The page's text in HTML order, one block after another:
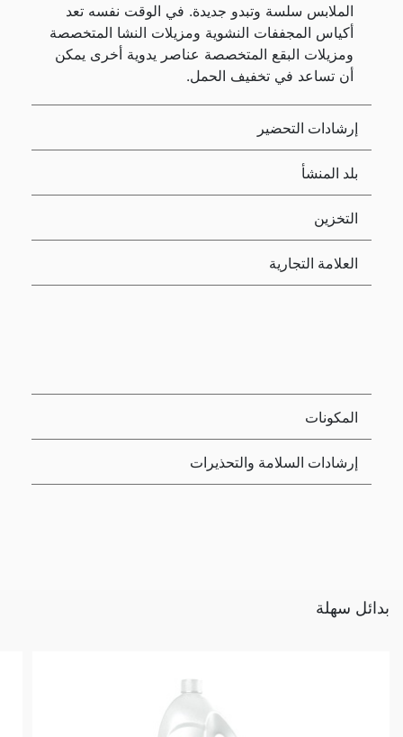
الملابس سلسة وتبدو جديدة. في الوقت نفسه تعد
أكياس المجففات النشوية ومزيلات النشا المتخصصة
ومزيلات البقع المتخصصة عناصر يدوية أخرى يمكن
أن تساعد في تخفيف الحمل.
إرشادات التحضير
بلد المنشأ
التخزين
العلامة التجارية
المكونات
إرشادات السلامة والتحذيرات
بدائل سهلة